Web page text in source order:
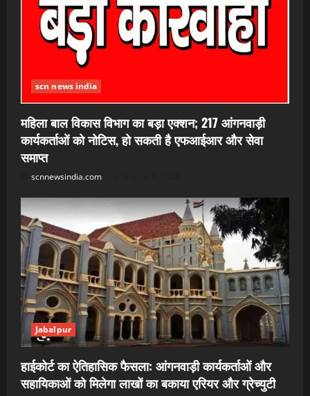
scn news india
महिला बाल विकास विभाग का बड़ा एक्शन; 217 आंगनवाड़ी
कार्यकर्ताओं को नोटिस, हो सकती है एफआईआर और सेवा
समाप्त
scnnewsindia.com
Jabalpur
हाईकोर्ट का ऐतिहासिक फैसला: आंगनवाड़ी कार्यकर्ताओं और
सहायिकाओं को मिलेगा लाखों का बकाया एरियर और ग्रेच्युटी